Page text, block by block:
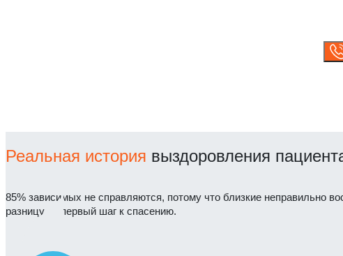
Реальная история выздоровления
85% зависимых не справляются, потому что близкие неправильно
разницу — первый шаг к спасению.